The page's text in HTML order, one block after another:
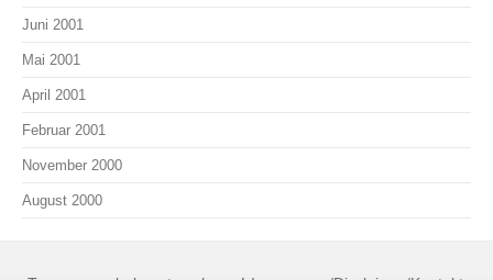
Juni 2001
Mai 2001
April 2001
Februar 2001
November 2000
August 2000